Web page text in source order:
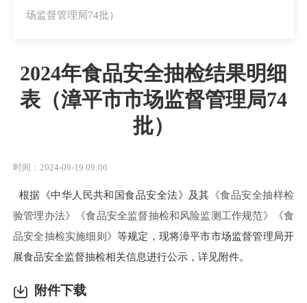
场监督管理局74批）
2024年食品安全抽检结果明细
表（漳平市市场监督管理局74
批）
时间：2024-09-19 09:06
根据《中华人民共和国食品安全法》及其 《食品安全抽样检
验管理办法》《食品安全监督抽检和风险监测工作规范》《食
品安全抽检实施细则》 等规定，现将漳平市市场监督管理局开
展食品安全监督抽检相关信息进行公示，详见附件。
附件下载